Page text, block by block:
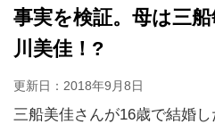
事実を検証。母は三
川美佳！?
更新日： 2018年9月8日
三船美佳さんが16歳で結婚